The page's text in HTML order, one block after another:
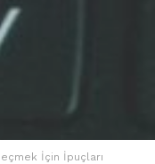
İçin İpuçları